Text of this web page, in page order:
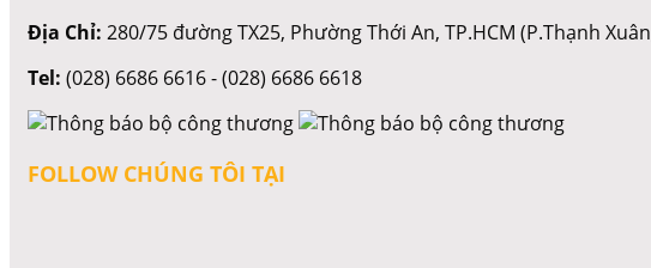
Địa Chỉ: 280/75 đường TX25, Phường Thới An, TP.HCM (P.Thạnh
Tel: (028) 6686 6616 - (028) 6686 6618
FOLLOW CHÚNG TÔI TẠI